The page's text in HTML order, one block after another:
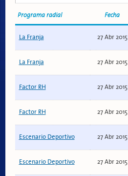
Programa radial Fecha
La Franja 27 Abr 2015
La Franja 27 Abr 2015
Factor RH 27 Abr 2015
Factor RH 27 Abr 2015
Escenario Deportivo 27 Abr 2015
Escenario Deportivo 27 Abr 2015